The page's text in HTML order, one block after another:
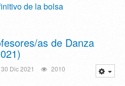
de la bolsa
as de Danza
30 Dic 2021 2010